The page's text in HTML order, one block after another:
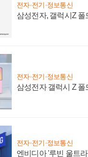
전자·전기·정보통신
삼성전자, 갤럭시Z
전자·전기·정보통신
삼성전자 갤럭시 Z 폴
전자·전기·정보통신
엔비디아 '루빈 울트